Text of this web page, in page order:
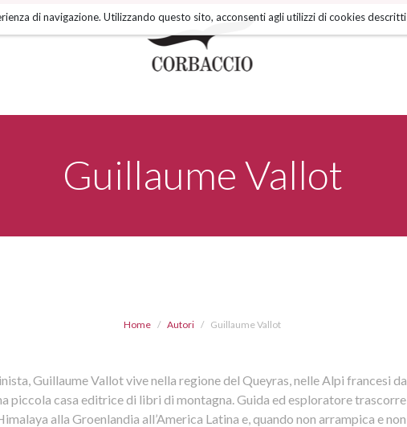
di navigazione. Utilizzando questo sito, acconsenti agli utilizzi di cookies
Guillaume Vallot
Home Autori Guillaume Vallot
Guillaume Vallot vive nella regione del Queyras, nelle Alpi francesi
piccola casa editrice di libri di montagna. Guida ed esploratore
alla Groenlandia all’America Latina e, quando non arrampica e